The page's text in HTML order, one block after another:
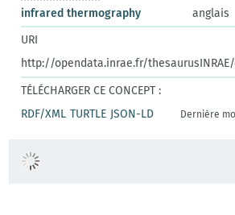
infrared thermography
anglais
URI
http://opendata.inrae.fr/thesaurusINRAE/
TÉLÉCHARGER CE CONCEPT :
RDF/XML TURTLE JSON-LD Dernière